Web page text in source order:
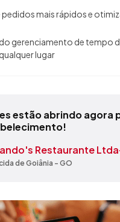
pedidos mais rápidos e
do gerenciamento de tempo
qualquer lugar
estão abrindo agora
Gaucha Restaurante
de Goiânia - GO
Restaurante
de Goiânia - GO
Grill Churrascaria
de Goiânia - GO
Sanduiches E
de Goiânia - GO
Cervejaria
de Goiânia - GO
3000
de Goiânia - GO
Do Sabor
de Goiânia - GO
Boa Mesa
de Goiânia - GO
Bom Gourmet
de Goiânia - GO
Casa Gourmet
de Goiânia - GO